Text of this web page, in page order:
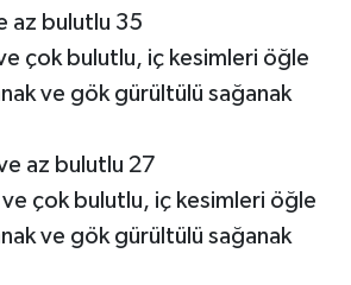
az bulutlu 35
çok bulutlu, iç kesimleri öğle
ve gök gürültülü sağanak
az bulutlu 27
ve çok bulutlu, iç kesimleri öğle
ve gök gürültülü sağanak